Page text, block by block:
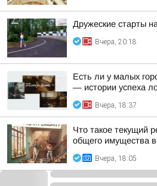
Дружеские старты
Вчера, 20:18
Есть ли у малых
— истории успеха
Вчера, 18:37
Что такое текущий
общего имущества
Вчера, 18:05